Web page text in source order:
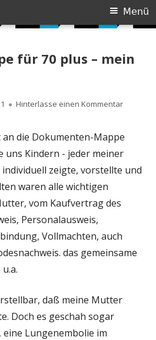
Menü
für 70 plus – mein
Hinterlasse einen Kommentarzu
die Dokumenten-Mappe
uns Kindern - jeder meiner
zeigte, vorstellte und
waren alle wichtigen
vom Kaufvertrag des
Personalausweis,
Vollmachten, auch
das gemeinsame
daß meine Mutter
Doch es geschah sogar
eine Lungenembolie im